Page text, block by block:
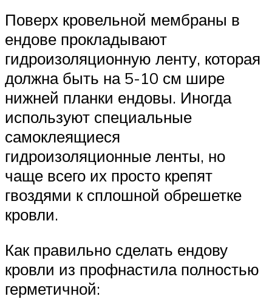
Поверх кровельной мембраны в
ендове прокладывают
гидроизоляционную ленту, которая
должна быть на 5-10 см шире
нижней планки ендовы. Иногда
используют специальные
самоклеящиеся
гидроизоляционные ленты, но
чаще всего их просто крепят
гвоздями к сплошной обрешетке
кровли.
Как правильно сделать ендову
кровли из профнастила полностью
герметичной: